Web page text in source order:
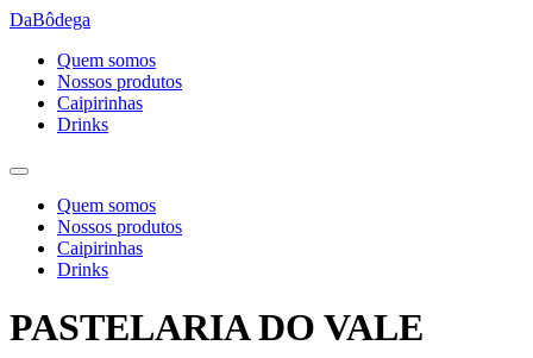
Ir
conteúdo
DaBôdega
Quem somos
Nossos produtos
Caipirinhas
Drinks
Quem somos
Nossos produtos
Caipirinhas
Drinks
PASTELARIA DO VALE